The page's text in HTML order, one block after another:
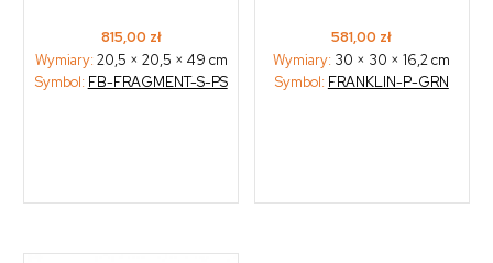
815,00 zł
Wymiary: 20,5 × 20,5 × 49 cm
Symbol: FB-FRAGMENT-S-PS
581,00 zł
Wymiary: 30 × 30 × 16,2 cm
Symbol: FRANKLIN-P-GRN